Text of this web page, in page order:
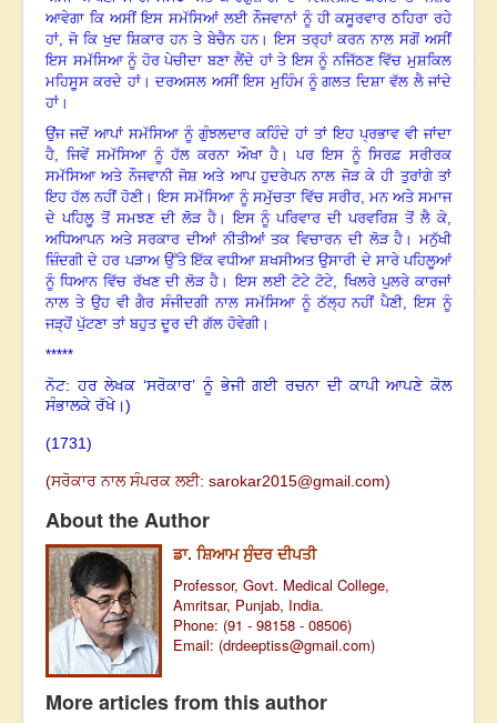
ਆਵੇਗਾ ਕਿ ਅਸੀਂ ਇਸ ਸਮੱਸਿਆਂ ਲਈ ਨੌਜਵਾਨਾਂ ਨੂੰ ਹੀ ਕਸੂਰਵਾਰ ਠਹਿਰਾ ਰਹੇ
ਹਾਂ, ਜੋ ਕਿ ਖੁਦ ਸ਼ਿਕਾਰ ਹਨ ਤੇ ਬੇਚੈਨ ਹਨ।ਇਸ ਤਰ੍ਹਾਂ ਕਰਨ ਨਾਲ ਸਗੋਂ ਅਸੀਂ
ਇਸ ਸਮੱਸਿਆ ਨੂੰ ਹੋਰ ਪੇਚੀਦਾ ਬਣਾ ਲੈਂਦੇ ਹਾਂ ਤੇ ਇਸ ਨੂੰ ਨਜਿੱਠਣ ਵਿੱਚ ਮੁਸ਼ਕਿਲ
ਮਹਿਸੂਸ ਕਰਦੇ ਹਾਂ।ਦਰਅਸਲ ਅਸੀਂ ਇਸ ਮੁਹਿੰਮ ਨੂੰ ਗਲਤ ਦਿਸ਼ਾ ਵੱਲ ਲੈ ਜਾਂਦੇ
ਹਾਂ ।
ਉਂਜ ਜਦੋਂ ਆਪਾਂ ਸਮੱਸਿਆ ਨੂੰ ਗੁੰਝਲਦਾਰ ਕਹਿੰਦੇ ਹਾਂ ਤਾਂ ਇਹ ਪ੍ਰਭਾਵ ਵੀ ਜਾਂਦਾ
ਹੈ, ਜਿਵੇਂ ਸਮੱਸਿਆ ਨੂੰ ਹੱਲ ਕਰਨਾ ਔਖਾ ਹੈ ।ਪਰ ਇਸ ਨੂੰ ਸਿਰਫ਼ ਸਰੀਰਕ
ਸਮੱਸਿਆ ਅਤੇ ਨੌਜਵਾਨੀ ਜੋਸ਼ ਅਤੇ ਆਪ ਹੁਦਰੇਪਨ ਨਾਲ ਜੋੜ ਕੇ ਹੀ ਤੁਰਾਂਗੇ ਤਾਂ
ਇਹ ਹੱਲ ਨਹੀਂ ਹੋਣੀ।ਇਸ ਸਮੱਸਿਆ ਨੂੰ ਸਮੁੱਚਤਾ ਵਿੱਚ ਸਰੀਰ, ਮਨ ਅਤੇ ਸਮਾਜ
ਦੇ ਪਹਿਲੂ ਤੋਂ ਸਮਝਣ ਦੀ ਲੋੜ ਹੈ।ਇਸ ਨੂੰ ਪਰਿਵਾਰ ਦੀ ਪਰਵਰਿਸ਼ ਤੋਂ ਲੈ ਕੇ,
ਅਧਿਆਪਨ ਅਤੇ ਸਰਕਾਰ ਦੀਆਂ ਨੀਤੀਆਂ ਤਕ ਵਿਚਾਰਨ ਦੀ ਲੋੜ ਹੈ ।ਮਨੁੱਖੀ
ਜ਼ਿੰਦਗੀ ਦੇ ਹਰ ਪੜਾਅ ਉੱਤੇ ਇੱਕ ਵਧੀਆ ਸ਼ਖਸੀਅਤ ਉਸਾਰੀ ਦੇ ਸਾਰੇ ਪਹਿਲੂਆਂ
ਨੂੰ ਧਿਆਨ ਵਿੱਚ ਰੱਖਣ ਦੀ ਲੋੜ ਹੈ ।ਇਸ ਲਈ ਟੋਟੇ ਟੋਟੇ, ਖਿਲਰੇ ਪੁਲਰੇ ਕਾਰਜਾਂ
ਨਾਲ ਤੇ ਉਹ ਵੀ ਗੈਰ ਸੰਜੀਦਗੀ ਨਾਲ ਸਮੱਸਿਆ ਨੂੰ ਠੱਲ੍ਹ ਨਹੀਂ ਪੈਣੀ, ਇਸ ਨੂੰ
ਜੜ੍ਹੋਂ ਪੁੱਟਣਾ ਤਾਂ ਬਹੁਤ ਦੂਰ ਦੀ ਗੱਲ ਹੋਵੇਗੀ।
*****
ਨੋਟ: ਹਰ ਲੇਖਕ ‘ਸਰੋਕਾਰ’ ਨੂੰ ਭੇਜੀ ਗਈ ਰਚਨਾ ਦੀ ਕਾਪੀ ਆਪਣੇ ਕੋਲ
ਸੰਭਾਲਕੇ ਰੱਖੇ।)
(1731)
(ਸਰੋਕਾਰ ਨਾਲ ਸੰਪਰਕ ਲਈ: sarokar2015@gmail.com)
About the Author
ਡਾ. ਸ਼ਿਆਮ ਸੁੰਦਰ ਦੀਪਤੀ
Professor, Govt. Medical College,
Amritsar, Punjab, India.
Phone: (91 - 98158 - 08506)
Email: (drdeeptiss@gmail.com)
More articles from this author